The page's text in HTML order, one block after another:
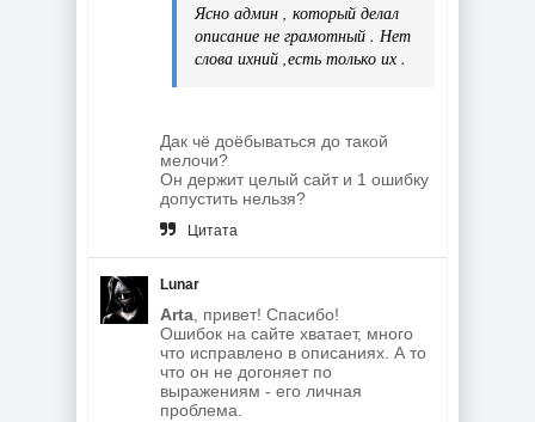
Ясно админ , который делал
описание не грамотный . Нет
слова ихний ,есть только их .
Дак чё доёбываться до такой
мелочи?
Он держит целый сайт и 1 ошибку
допустить нельзя?
Цитата
Lunar
Arta , привет! Спасибо!
Ошибок на сайте хватает, много
что исправлено в описаниях. А то
что он не догоняет по
выражениям - его личная
проблема.